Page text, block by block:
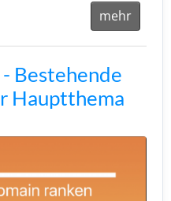
mehr
Bestehende
Hauptthema